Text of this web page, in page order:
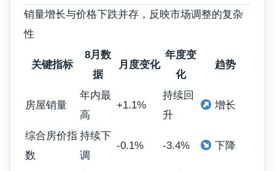
销量增长与价格下跌并存，反映市场调整的复杂
性
关键指标
8月数
据
月度变化
年度变
化
趋势
房屋销量
年内最
高
+1.1%
持续回
升
增长
综合房价指
数
持续下
调
-0.1% -3.4% 下降